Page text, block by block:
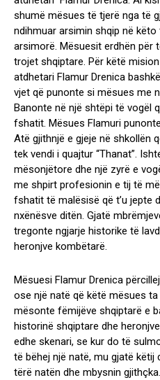
shumë mësues të tjerë nga të
ndihmuar arsimin shqip në
arsimorë. Mësuesit erdhën për
trojet shqiptare. Për këtë
atdhetari Flamur Drenica
vjet që punonte si mësues me
Banonte në një shtëpi të vogël
fshatit. Mësues Flamuri
Atë gjithnjë e gjeje në shkollën
tek vendi i quajtur “Thanat”.
mësonjëtore dhe një zyrë e
me shpirt profesionin e tij të
fshatit të malësisë që t’u jepte
nxënësve ditën. Gjatë
tregonte ngjarje historike të
heronjve kombëtarë.
Mësuesi Flamur Drenica
ose një natë që këtë mësues
mësonte fëmijëve shqiptarë e
historinë shqiptare dhe
edhe skenari, se kur do të
të bëhej një natë, mu gjatë këtij
tërë natën dhe mbysnin gjithçka.